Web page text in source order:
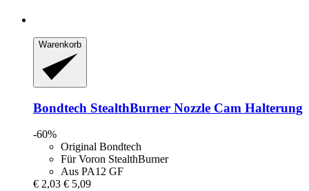
Warenkorb
Bondtech StealthBurner Nozzle Cam Halterung
-60%
Original Bondtech
Für Voron StealthBurner
Aus PA12 GF
€ 2,03 € 5,09